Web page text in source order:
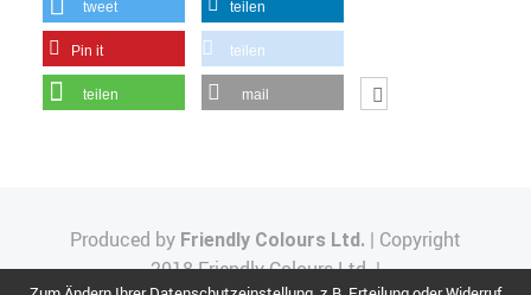
tweet teilen
Pin it teilen
teilen mail
Produced by Friendly Colours Ltd. | Copyright
2018 Friendly Colours Ltd. |